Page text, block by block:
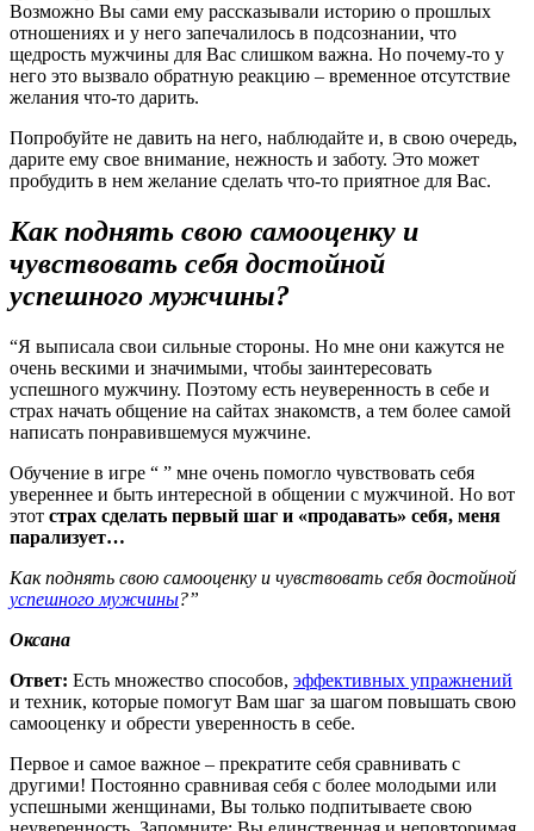
Возможно Вы сами ему рассказывали историю о прошлых
отношениях и у него запечалилось в подсознании, что
щедрость мужчины для Вас слишком важна. Но почему-то у
него это вызвало обратную реакцию – временное отсутствие
желания что-то дарить.
Попробуйте не давить на него, наблюдайте и, в свою очередь,
дарите ему свое внимание, нежность и заботу. Это может
пробудить в нем желание сделать что-то приятное для Вас.
Как поднять свою самооценку и
чувствовать себя достойной
успешного мужчины?
“Я выписала свои сильные стороны. Но мне они кажутся не
очень вескими и значимыми, чтобы заинтересовать
успешного мужчину. Поэтому есть неуверенность в себе и
страх начать общение на сайтах знакомств, а тем более самой
написать понравившемуся мужчине.
Обучение в игре “ ” мне очень помогло чувствовать себя
увереннее и быть интересной в общении с мужчиной. Но вот
этот страх сделать первый шаг и «продавать» себя, меня
парализует…
Как поднять свою самооценку и чувствовать себя достойной
успешного мужчины?”
Оксана
Ответ: Есть множество способов, эффективных упражнений
и техник, которые помогут Вам шаг за шагом повышать свою
самооценку и обрести уверенность в себе.
Первое и самое важное – прекратите себя сравнивать с
другими! Постоянно сравнивая себя с более молодыми или
успешными женщинами, Вы только подпитываете свою